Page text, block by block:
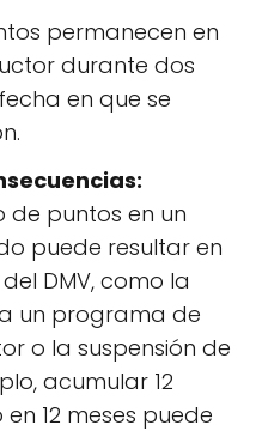
permanecen en
durante dos
en que se
de puntos en un
puede resultar en
DMV, como la
un programa de
o la suspensión de
acumular 12
12 meses puede